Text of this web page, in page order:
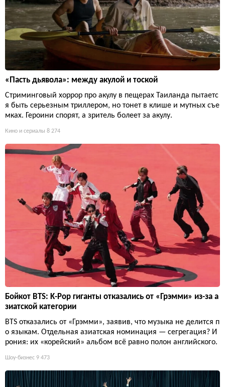
«Пасть дьявола»: между акулой и тоской
Стриминговый хоррор про акулу в пещерах Таиланда пытаетс
я быть серьезным триллером, но тонет в клише и мутных съе
мках. Героини спорят, а зритель болеет за акулу.
Кино и сериалы 8 274
Бойкот BTS: K-Pop гиганты отказались от «Грэмми» из-за а
зиатской категории
BTS отказались от «Грэмми», заявив, что музыка не делится п
о языкам. Отдельная азиатская номинация — сегрегация? И
рония: их «корейский» альбом всё равно полон английского.
Шоу-бизнес 9 473